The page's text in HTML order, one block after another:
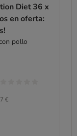
Diet 36 x
en oferta:
pollo
€